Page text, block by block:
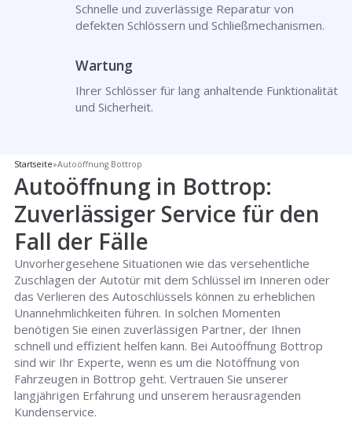
Schnelle und zuverlässige Reparatur von
defekten Schlössern und Schließmechanismen.
Wartung
Ihrer Schlösser für lang anhaltende Funktionalität
und Sicherheit.
Startseite»Autoöffnung Bottrop
Autoöffnung in Bottrop:
Zuverlässiger Service für den
Fall der Fälle
Unvorhergesehene Situationen wie das versehentliche
Zuschlagen der Autotür mit dem Schlüssel im Inneren oder
das Verlieren des Autoschlüssels können zu erheblichen
Unannehmlichkeiten führen. In solchen Momenten
benötigen Sie einen zuverlässigen Partner, der Ihnen
schnell und effizient helfen kann. Bei Autoöffnung Bottrop
sind wir Ihr Experte, wenn es um die Notöffnung von
Fahrzeugen in Bottrop geht. Vertrauen Sie unserer
langjährigen Erfahrung und unserem herausragenden
Kundenservice.